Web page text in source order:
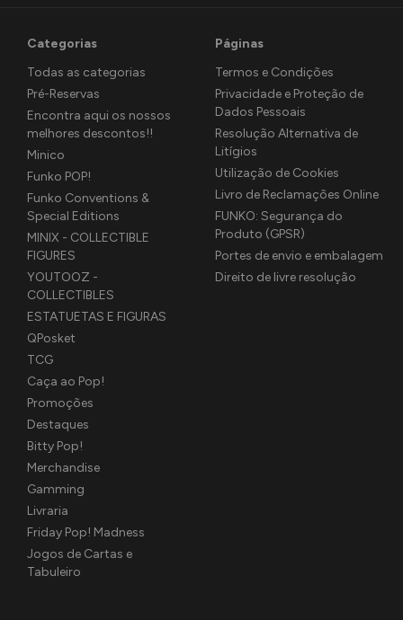
Categorias
Todas as categorias
Pré-Reservas
Encontra aqui os nossos
melhores descontos!!
Minico
Funko POP!
Funko Conventions &
Special Editions
MINIX - COLLECTIBLE
FIGURES
YOUTOOZ -
COLLECTIBLES
ESTATUETAS E FIGURAS
QPosket
TCG
Caça ao Pop!
Promoções
Destaques
Bitty Pop!
Merchandise
Gamming
Livraria
Friday Pop! Madness
Jogos de Cartas e
Tabuleiro
Páginas
Termos e Condições
Privacidade e Proteção de
Dados Pessoais
Resolução Alternativa de
Litígios
Utilização de Cookies
Livro de Reclamações Online
FUNKO: Segurança do
Produto (GPSR)
Portes de envio e embalagem
Direito de livre resolução